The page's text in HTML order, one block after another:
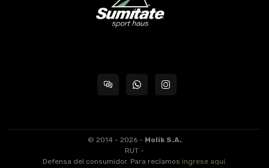
© 2014 - 2026 - Molik S.A.
RUT -
Defensa del consumidor. Para reclamos ingrese aquí.